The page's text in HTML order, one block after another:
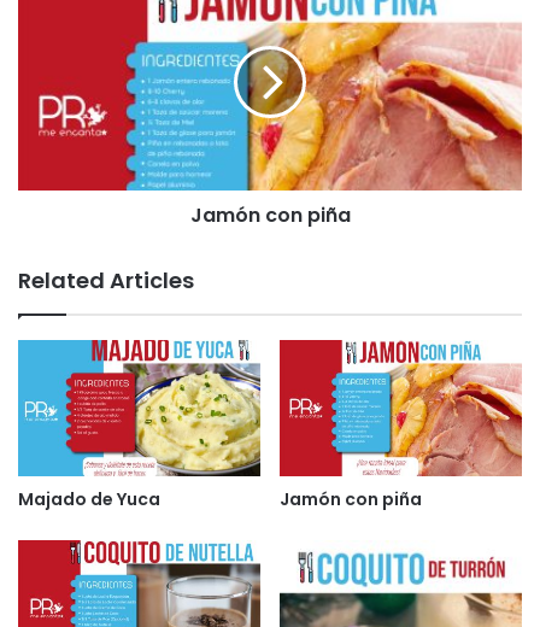
bien para que no queden grumos. Puedes utilizar
un batidor.
Unir las dos mezclas en una olla hasta que quede
todo uniforme. Luego colocarlo en la estufa y
cocinar a fuego mediano por alrededor de 10 a 15
min agregando poco a poco el azúcar. IMP:
Mantener revolviendo la mezcla para evitar que se
Retirar de fuego y llevar a los recipientes que van a
reposar en la nevera hasta que tenga una
consistencia firme. Este proceso puede durar de
10-12 horas.
Decorar con un poco de canela en polvo y disfruta.
Gastronomía
Puerto Rico
Receta navideña
Jamón con piña
Related Articles
Majado de Yuca Jamón con piña